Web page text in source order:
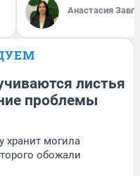
Анастасия
листья
проблемы
хранит могила
обожали